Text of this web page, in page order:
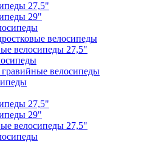
27,5"
29"
велосипеды
велосипеды 27,5"
велосипеды
27,5"
29"
велосипеды 27,5"